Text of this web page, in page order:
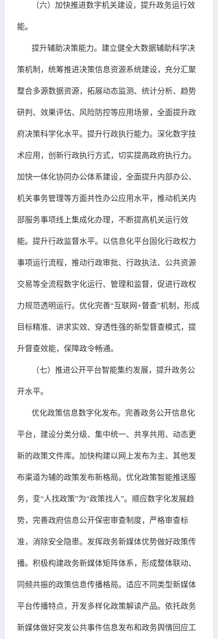
（六）加快推进数字机关建设，提升政务运行效
能。
提升辅助决策能力。建立健全大数据辅助科学决
策机制，统筹推进决策信息资源系统建设，充分汇聚
整合多源数据资源，拓展动态监测、统计分析、趋势
研判、效果评估、风险防控等应用场景，全面提升政
府决策科学化水平。提升行政执行能力。深化数字技
术应用，创新行政执行方式，切实提高政府执行力。
加快一体化协同办公体系建设，全面提升内部办公、
机关事务管理等方面共性办公应用水平，推动机关内
部服务事项线上集成化办理，不断提高机关运行效
能。提升行政监督水平。以信息化平台固化行政权力
事项运行流程，推动行政审批、行政执法、公共资源
交易等全流程数字化运行、管理和监督，促进行政权
力规范透明运行。优化完善“互联网+督查”机制，形成
目标精准、讲求实效、穿透性强的新型督查模式，提
升督查效能，保障政令畅通。
（七）推进公开平台智能集约发展，提升政务公
开水平。
优化政策信息数字化发布。完善政务公开信息化
平台，建设分类分级、集中统一、共享共用、动态更
新的政策文件库。加快构建以网上发布为主、其他发
布渠道为辅的政策发布新格局。优化政策智能推送服
务，变“人找政策”为“政策找人”。顺应数字化发展趋
势，完善政府信息公开保密审查制度，严格审查标
准，消除安全隐患。发挥政务新媒体优势做好政策传
播。积极构建政务新媒体矩阵体系，形成整体联动、
同频共振的政策信息传播格局。适应不同类型新媒体
平台传播特点，开发多样化政策解读产品。依托政务
新媒体做好突发公共事件信息发布和政务舆情回应工